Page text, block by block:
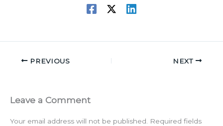
PREVIOUS NEXT
Leave a Comment
Your email address will not be published. Required fields